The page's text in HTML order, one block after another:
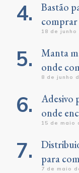
Bastão
comprar
18 de junho
Manta
onde
8 de junho
Adesivo
onde
15 de maio
para
7 de maio